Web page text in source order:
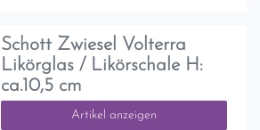
Schott Zwiesel Volterra
Likörglas / Likörschale H:
ca.10,5 cm
Artikel anzeigen